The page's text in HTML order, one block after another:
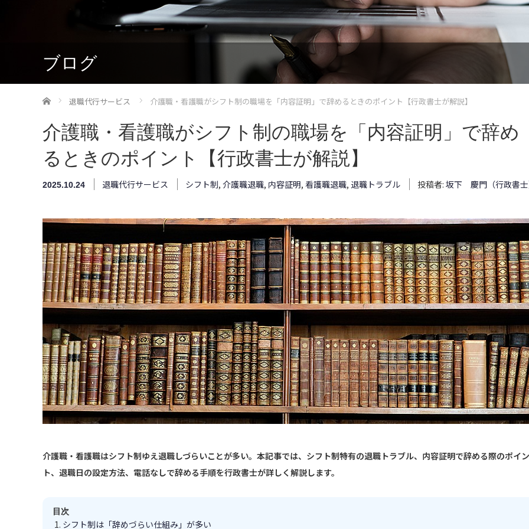
ブログ
ホーム 退職代行サービス 介護職・看護職がシフト制の職場を「内容証明」で辞めるときのポイント【行政書士が解説】
介護職・看護職がシフト制の職場を「内容証明」で辞め
るときのポイント【行政書士が解説】
2025.10.24 退職代行サービス シフト制, 介護職退職, 内容証明, 看護職退職, 退職トラブル 投稿者: 坂下 慶門（行政書
介護職・看護職はシフト制ゆえ退職しづらいことが多い。本記事では、シフト制特有の退職トラブル、内容証明で辞める際のポイン
ト、退職日の設定方法、電話なしで辞める手順を行政書士が詳しく解説します。
目次
シフト制は「辞めづらい仕組み」が多い